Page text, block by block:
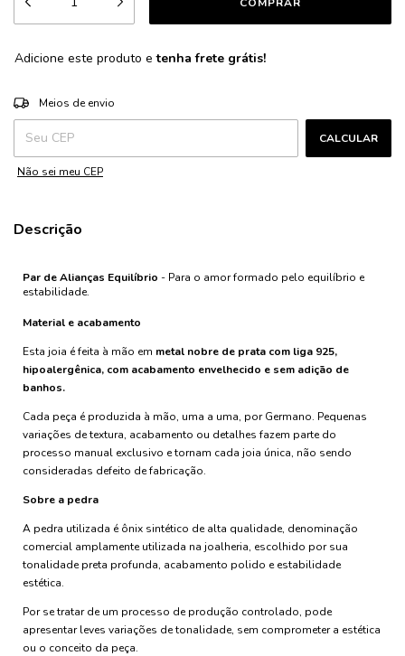
Adicione este produto etenha frete grátis!
Entregas para o CEP:
Meios de envio
CALCULAR
Não sei meu CEP
Descrição
Par de Alianças Equilíbrio - Para o amor formado pelo equilíbrio e
estabilidade.
Material e acabamento
Esta joia é feita à mão em metal nobre de prata com liga 925,
hipoalergênica, com acabamento envelhecido e sem adição de
banhos.
Cada peça é produzida à mão, uma a uma, por Germano. Pequenas
variações de textura, acabamento ou detalhes fazem parte do
processo manual exclusivo e tornam cada joia única, não sendo
consideradas defeito de fabricação.
Sobre a pedra
A pedra utilizada é ônix sintético de alta qualidade, denominação
comercial amplamente utilizada na joalheria, escolhido por sua
tonalidade preta profunda, acabamento polido e estabilidade
estética.
Por se tratar de um processo de produção controlado, pode
apresentar leves variações de tonalidade, sem comprometer a estética
ou o conceito da peça.